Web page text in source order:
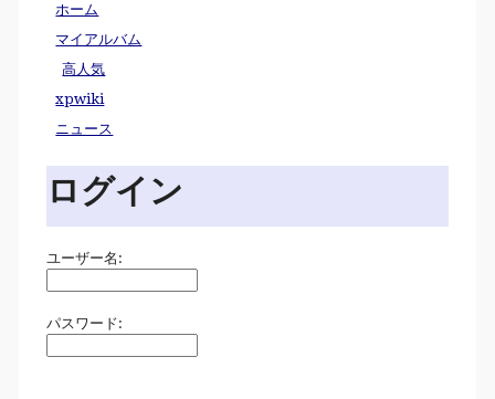
ホーム
マイアルバム
高人気
xpwiki
ニュース
ログイン
ユーザー名:
パスワード: